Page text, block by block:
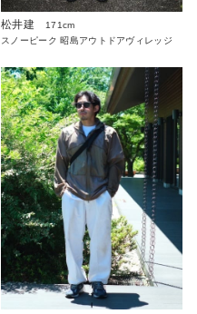
松井建
171cm
スノーピーク 昭島アウトドアヴィレッジ